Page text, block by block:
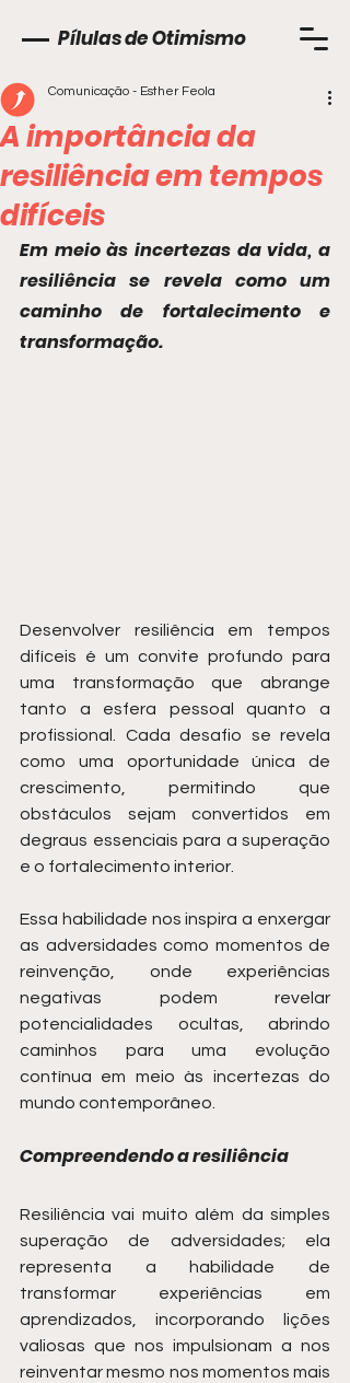
Pílulas de Otimismo
A importância da
resiliência em tempos
difíceis
Comunicação - Esther Feola
Em meio às incertezas da vida, a
resiliência se revela como um
caminho de fortalecimento e
transformação.
Desenvolver resiliência em tempos
difíceis é um convite profundo para
uma transformação que abrange
tanto a esfera pessoal quanto a
profissional. Cada desafio se revela
como uma oportunidade única de
crescimento, permitindo que
obstáculos sejam convertidos em
degraus essenciais para a superação
e o fortalecimento interior.
Essa habilidade nos inspira a enxergar
as adversidades como momentos de
reinvenção, onde experiências
negativas podem revelar
potencialidades ocultas, abrindo
caminhos para uma evolução
contínua em meio às incertezas do
mundo contemporâneo.
Compreendendo a resiliência
Resiliência vai muito além da simples
superação de adversidades; ela
representa a habilidade de
transformar experiências em
aprendizados, incorporando lições
valiosas que nos impulsionam a nos
reinventar mesmo nos momentos mais